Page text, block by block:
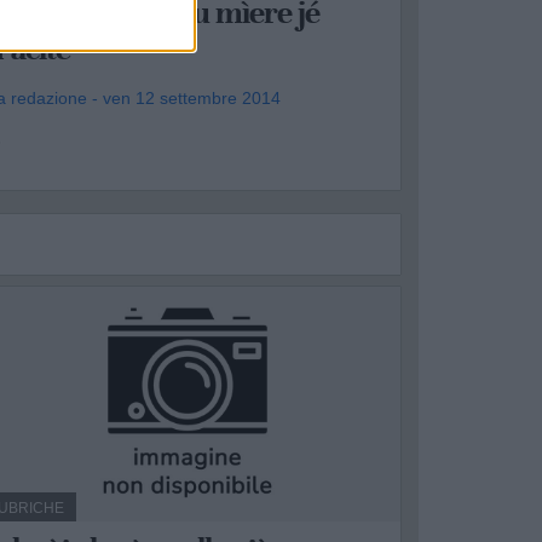
nnanze o pòrte, u mìere jé
redazione - ven 12 settembre 2014